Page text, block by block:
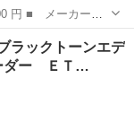
ード名： ＬＳ
ワステ スペア
ラックトーンエデ
ダー ＥＴ…